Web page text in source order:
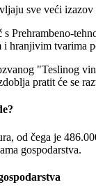
sve veći
s Prehrambeno-
hranjivim tvarima
"Teslinog
pratit će se
od čega je
gospodarstva.